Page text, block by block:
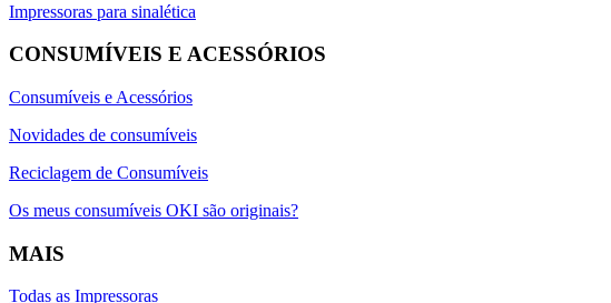
Impressoras para sinalética
CONSUMÍVEIS E ACESSÓRIOS
Consumíveis e Acessórios
Novidades de consumíveis
Reciclagem de Consumíveis
Os meus consumíveis OKI são originais?
MAIS
Todas as Impressoras